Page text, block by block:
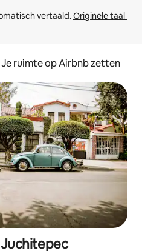
vertaald. Originele taal
Je ruimte op Airbnb zetten